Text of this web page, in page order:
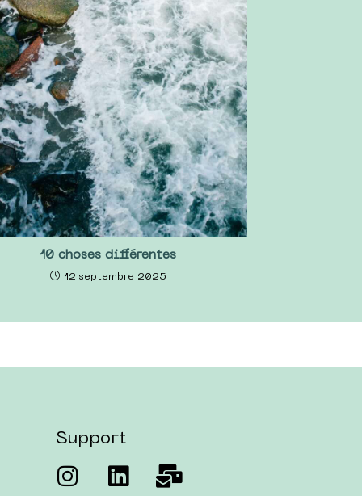
10 choses différentes
12 septembre 2025
Support